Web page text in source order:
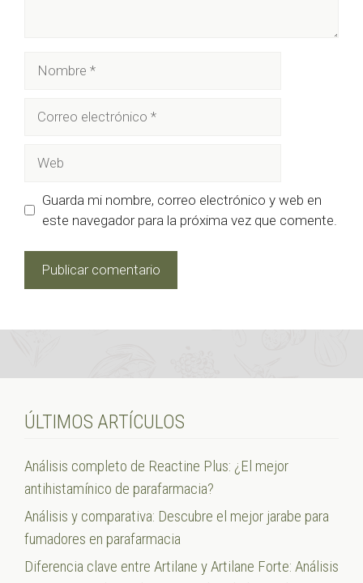
electrónico
Guarda mi nombre, correo electrónico y web en
este navegador para la próxima vez que comente.
ÚLTIMOS ARTÍCULOS
Análisis completo de Reactine Plus: ¿El mejor
antihistamínico de parafarmacia?
Análisis y comparativa: Descubre el mejor jarabe para
fumadores en parafarmacia
Diferencia clave entre Artilane y Artilane Forte: Análisis